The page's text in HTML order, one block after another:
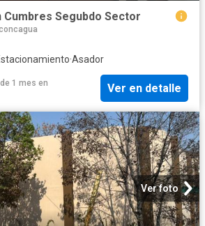
Cumbres Segubdo Sector
·Asador
1 mes en
Ver en detalle
Ver foto